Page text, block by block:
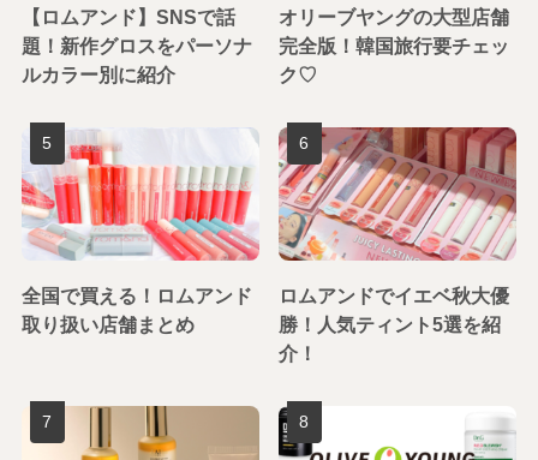
【ロムアンド】SNSで話
題！新作グロスをパーソナ
ルカラー別に紹介
オリーブヤングの大型店舗
完全版！韓国旅行要チェッ
ク♡
全国で買える！ロムアンド
取り扱い店舗まとめ
ロムアンドでイエベ秋大優
勝！人気ティント5選を紹
介！